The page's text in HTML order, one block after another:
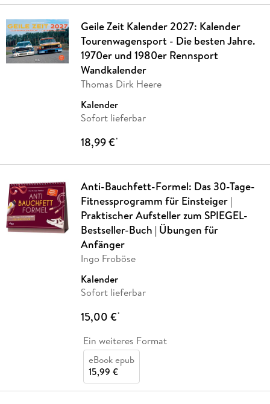
Geile Zeit Kalender 2027: Kalender
Tourenwagensport - Die besten Jahre.
1970er und 1980er Rennsport
Wandkalender
Thomas Dirk Heere
Kalender
Sofort lieferbar
18,99 €*
Anti-Bauchfett-Formel: Das 30-Tage-
Fitnessprogramm für Einsteiger |
Praktischer Aufsteller zum SPIEGEL-
Bestseller-Buch | Übungen für
Anfänger
Ingo Froböse
Kalender
Sofort lieferbar
15,00 €*
Ein weiteres Format
eBook epub
15,99 €